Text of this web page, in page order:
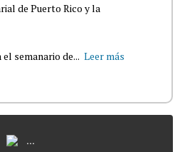
de Puerto Rico y la
semanario de... Leer más
...